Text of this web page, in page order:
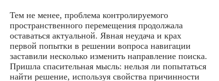
Тем не менее, проблема контролируемого
пространственного перемещения продолжала
оставаться актуальной. Явная неудача и крах
первой попытки в решении вопроса навигации
заставили несколько изменить направление поиска.
Пришла спасительная мысль: нельзя ли попытаться
найти решение, используя свойства причинности